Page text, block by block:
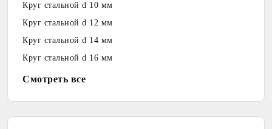
Круг стальной d 10 мм
Круг стальной d 12 мм
Круг стальной d 14 мм
Круг стальной d 16 мм
Смотреть все